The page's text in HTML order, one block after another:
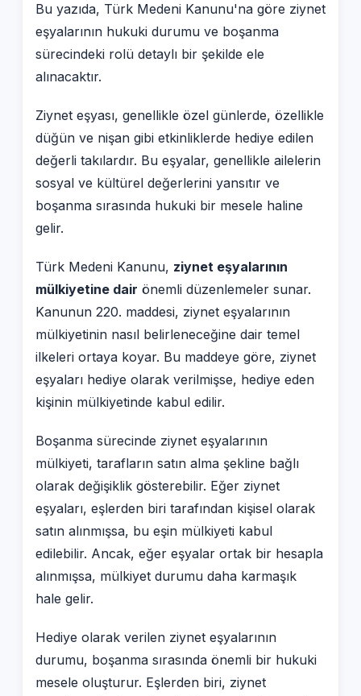
Bu yazıda, Türk Medeni Kanunu'na göre ziynet
eşyalarının hukuki durumu ve boşanma
sürecindeki rolü detaylı bir şekilde ele
alınacaktır.
Ziynet eşyası, genellikle özel günlerde, özellikle
düğün ve nişan gibi etkinliklerde hediye edilen
değerli takılardır. Bu eşyalar, genellikle ailelerin
sosyal ve kültürel değerlerini yansıtır ve
boşanma sırasında hukuki bir mesele haline
gelir.
Türk Medeni Kanunu, ziynet eşyalarının
mülkiyetine dair önemli düzenlemeler sunar.
Kanunun 220. maddesi, ziynet eşyalarının
mülkiyetinin nasıl belirleneceğine dair temel
ilkeleri ortaya koyar. Bu maddeye göre, ziynet
eşyaları hediye olarak verilmişse, hediye eden
kişinin mülkiyetinde kabul edilir.
Boşanma sürecinde ziynet eşyalarının
mülkiyeti, tarafların satın alma şekline bağlı
olarak değişiklik gösterebilir. Eğer ziynet
eşyaları, eşlerden biri tarafından kişisel olarak
satın alınmışsa, bu eşin mülkiyeti kabul
edilebilir. Ancak, eğer eşyalar ortak bir hesapla
alınmışsa, mülkiyet durumu daha karmaşık
hale gelir.
Hediye olarak verilen ziynet eşyalarının
durumu, boşanma sırasında önemli bir hukuki
mesele oluşturur. Eşlerden biri, ziynet